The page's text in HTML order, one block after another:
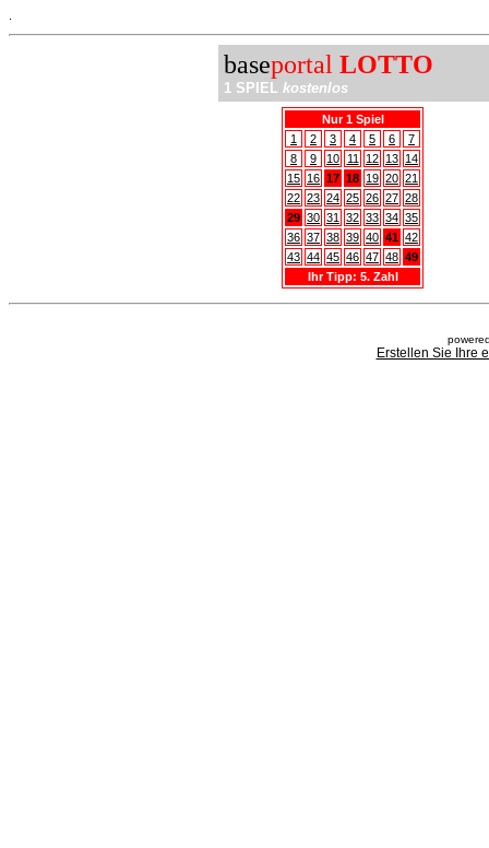
baseportal LOTTO
1 SPIEL kostenlos
Nur 1 Spiel
1
2 3 4 5 6
7
8
9 10 11 12 13 14
15 16 17 18 19 20 21
22 23 24 25 26 27 28
29 30 31 32 33 34 35
36 37 38 39 40 41 42
43 44 45 46 47 48 49
Ihr Tipp: 5. Zahl
Erstellen Sie Ihre